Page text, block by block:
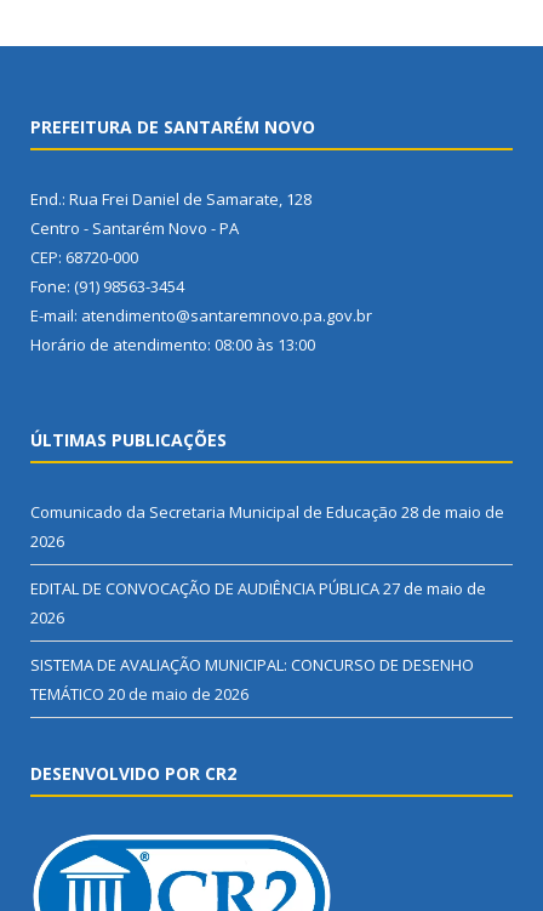
PREFEITURA DE SANTARÉM NOVO
End.: Rua Frei Daniel de Samarate, 128
Centro - Santarém Novo - PA
CEP: 68720-000
Fone: (91) 98563-3454
E-mail: atendimento@santaremnovo.pa.gov.br
Horário de atendimento: 08:00 às 13:00
ÚLTIMAS PUBLICAÇÕES
Comunicado da Secretaria Municipal de Educação 28 de maio de
2026
EDITAL DE CONVOCAÇÃO DE AUDIÊNCIA PÚBLICA27 de maio de
2026
SISTEMA DE AVALIAÇÃO MUNICIPAL: CONCURSO DE DESENHO
TEMÁTICO 20 de maio de 2026
DESENVOLVIDO POR CR2